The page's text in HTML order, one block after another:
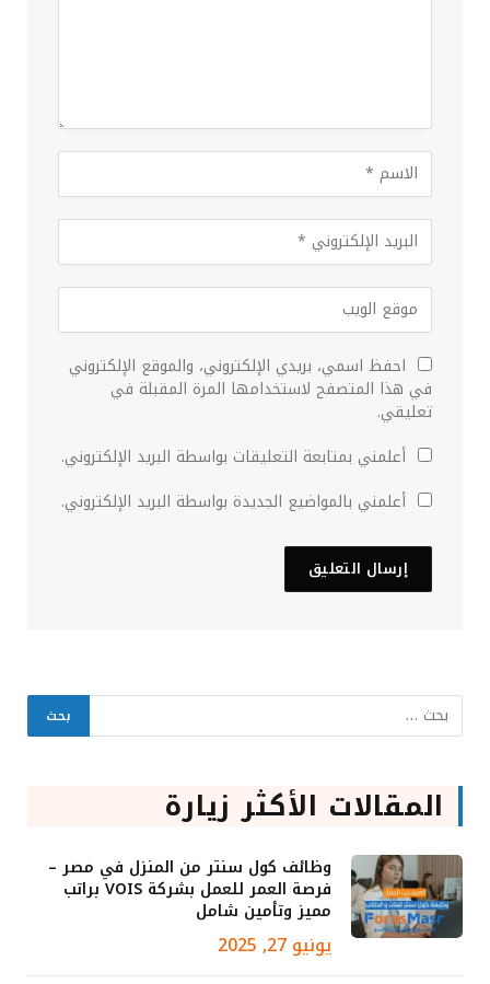
احفظ اسمي، بريدي الإلكتروني، والموقع الإلكتروني
في هذا المتصفح لاستخدامها المرة المقبلة في
تعليقي.
أعلمني بمتابعة التعليقات بواسطة البريد الإلكتروني.
أعلمني بالمواضيع الجديدة بواسطة البريد الإلكتروني.
المقالات الأكثر زيارة
وظائف كول سنتر من المنزل في مصر –
فرصة العمر للعمل بشركة VOIS براتب
مميز وتأمين شامل
يونيو 27, 2025